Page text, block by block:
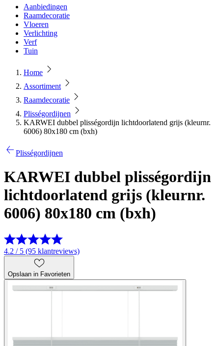
Aanbiedingen
Raamdecoratie
Vloeren
Verlichting
Verf
Tuin
Home
Assortiment
Raamdecoratie
Plisségordijnen
KARWEI dubbel plisségordijn lichtdoorlatend grijs (kleurnr.
6006) 80x180 cm (bxh)
Plisségordijnen
KARWEI dubbel plisségordijn
lichtdoorlatend grijs (kleurnr.
6006) 80x180 cm (bxh)
4.2 / 5 (95 klantreviews)
Opslaan in Favorieten